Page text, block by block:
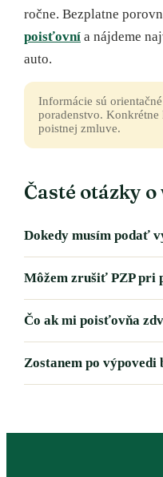
ročne. Bezplatne
poisťovní a nájdeme
auto.
Informácie sú
poradenstvo.
poistnej zmluve.
Časté otázky
Dokedy musím podať
Môžem zrušiť PZP pri
Čo ak mi poisťovňa
Zostanem po výpovedi